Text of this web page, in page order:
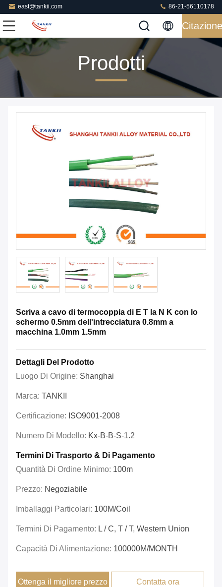
east@tankii.com 86-21-56110178
Citazione
Prodotti
Scriva a cavo di termocoppia di E T la N K con lo
schermo 0.5mm dell'intrecciatura 0.8mm a
macchina 1.0mm 1.5mm
Dettagli Del Prodotto
Luogo Di Origine: Shanghai
Marca: TANKII
Certificazione: ISO9001-2008
Numero Di Modello: Kx-B-B-S-1.2
Termini Di Trasporto & Di Pagamento
Quantità Di Ordine Minimo: 100m
Prezzo: Negoziabile
Imballaggi Particolari: 100M/coil
Termini Di Pagamento: L / C, T / T, Western Union
Capacità Di Alimentazione: 100000M/MONTH
Ottenga il migliore prezzo Contatta ora